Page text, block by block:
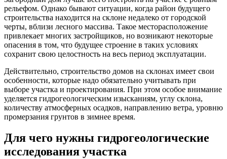
рельефом. Однако бывают ситуации, когда район будущего
строительства находится на склоне недалеко от городской
черты, вблизи лесного массива. Такое месторасположение
привлекает многих застройщиков, но возникают некоторые
опасения в том, что будущее строение в таких условиях
сохранит свою целостность на весь период эксплуатации.
Действительно, строительство домов на склонах имеет свои
особенности, которые надо обязательно учитывать при
выборе участка и проектирования. При этом особое внимание
уделяется гидрогеологическим изысканиям, углу склона,
количеству атмосферных осадков, направлению ветра, уровню
промерзания грунтов в зимнее время.
Для чего нужны гидрогеологические
исследования участка